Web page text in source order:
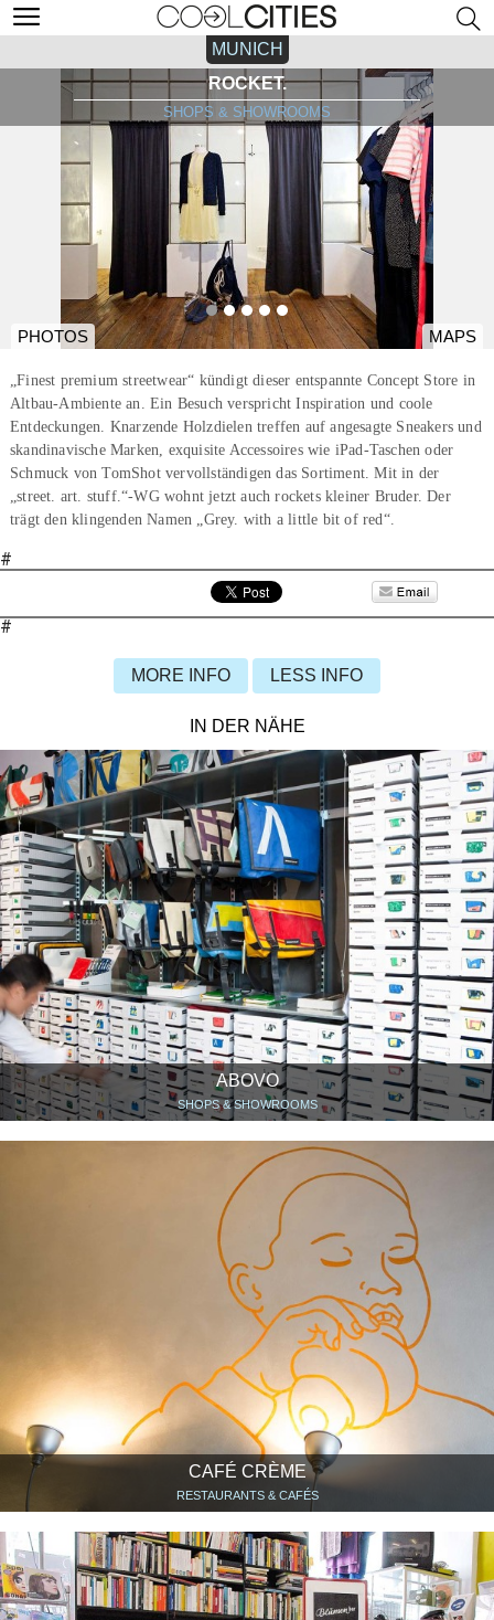
MUNICH
ROCKET.
SHOPS & SHOWROOMS
PHOTOS MAPS
„Finest premium streetwear“ kündigt dieser entspannte Concept Store in
Altbau-Ambiente an. Ein Besuch verspricht Inspiration und coole
Entdeckungen. Knarzende Holzdielen treffen auf angesagte Sneakers und
skandinavische Marken, exquisite Accessoires wie iPad-Taschen oder
Schmuck von TomShot vervollständigen das Sortiment. Mit in der
„street. art. stuff.“-WG wohnt jetzt auch rockets kleiner Bruder. Der
trägt den klingenden Namen „Grey. with a little bit of red“.
#
#
MORE INFO LESS INFO
IN DER NÄHE
ABOVO
SHOPS & SHOWROOMS
CAFÉ CRÈME
RESTAURANTS & CAFÉS